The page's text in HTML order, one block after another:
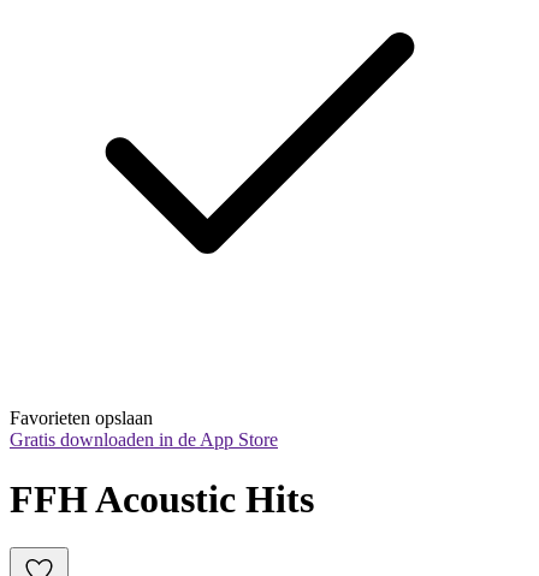
Favorieten opslaan
Gratis downloaden in de App Store
FFH Acoustic Hits